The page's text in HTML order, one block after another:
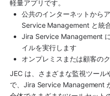
軽量アプリです。
公共のインターネットから
Service Management と統
Jira Service Management
イルを実行します
オンプレミスまたは顧客の
JEC は、さまざまな監視ツール
で、Jira Service Management